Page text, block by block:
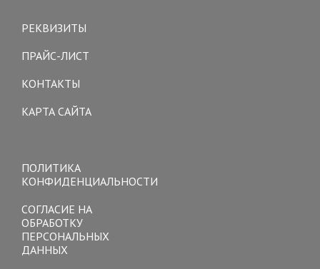
РЕКВИЗИТЫ
ПРАЙС-ЛИСТ
КОНТАКТЫ
КАРТА САЙТА
ПОЛИТИКА
КОНФИДЕНЦИАЛЬНОСТИ
СОГЛАСИЕ НА
ОБРАБОТКУ
ПЕРСОНАЛЬНЫХ
ДАННЫХ